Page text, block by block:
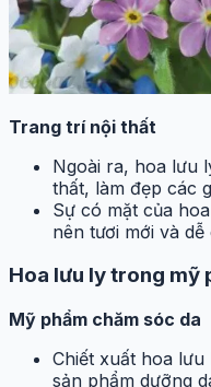
Trang trí nội thất
Ngoài ra, hoa lưu
thất, làm đẹp các
Sự có mặt của
nên tươi mới và
Hoa lưu ly trong mỹ
Mỹ phẩm chăm sóc da
Chiết xuất hoa
sản phẩm dưỡng